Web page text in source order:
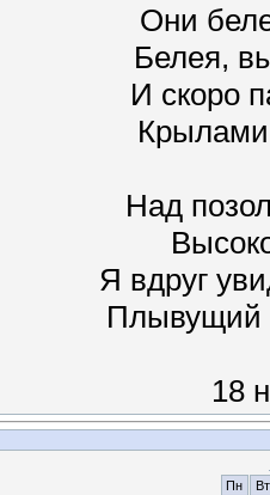
Они
Белея,
И скоро
Крылами
Над
Я вдруг
Плывущий
18
Пн
Вт